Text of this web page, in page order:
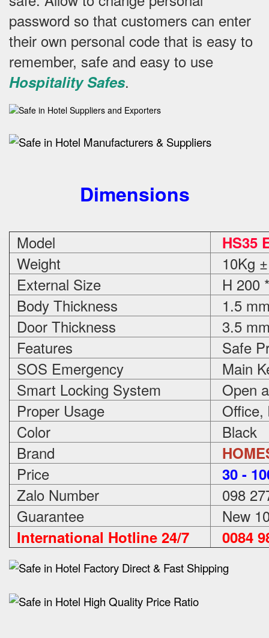
password so that customers can enter
their own personal code that is easy to
remember, safe and easy to use
Hospitality Safes.
Dimensions
Model HS35
Weight
10Kg
External Size
H 200
Body Thickness
1.5
Door Thickness
3.5
Features
Safe
SOS Emergency
Main
Smart Locking System
Open
Proper Usage
Office,
Color
Black
Brand
Price 30 -
Zalo Number
098
Guarantee
New
International Hotline 24/7 0084